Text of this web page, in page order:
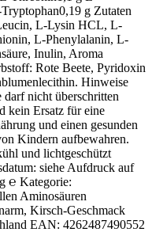
g Zutaten
L-Lysin HCL, L-
L-Phenylalanin, L-
Inulin, Aroma
Rote Beete, Pyridoxin
Hinweise
nicht überschritten
kein Ersatz für eine
und einen gesunden
Kindern aufbewahren.
und lichtgeschützt
siehe Aufdruck auf
℮ Kategorie:
Aminosäuren
Kirsch-Geschmack
EAN: 4262487490552